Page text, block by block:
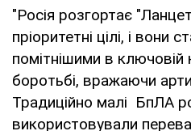
"Росія розгортає
пріоритетні цілі, і вони
помітнішими в ключовій
боротьбі, вражаючи
Традиційно малі БпЛА
використовували